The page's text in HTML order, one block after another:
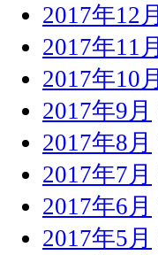
2017年12月
2017年11月
2017年10月
2017年9月
2017年8月
2017年7月
2017年6月
2017年5月